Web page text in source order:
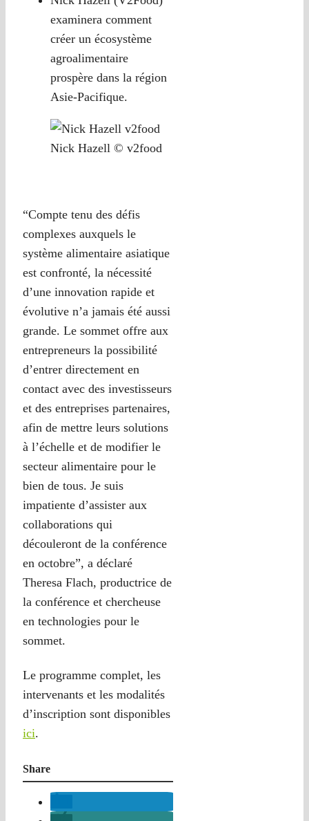
examinera comment
créer un écosystème
agroalimentaire
prospère dans la région
Asie-Pacifique.
Nick Hazell © v2food
“Compte tenu des défis
complexes auxquels le
système alimentaire asiatique
est confronté, la nécessité
d’une innovation rapide et
évolutive n’a jamais été aussi
grande. Le sommet offre aux
entrepreneurs la possibilité
d’entrer directement en
contact avec des investisseurs
et des entreprises partenaires,
afin de mettre leurs solutions
à l’échelle et de modifier le
secteur alimentaire pour le
bien de tous. Je suis
impatiente d’assister aux
collaborations qui
découleront de la conférence
en octobre”, a déclaré
Theresa Flach, productrice de
la conférence et chercheuse
en technologies pour le
sommet.
Le programme complet, les
intervenants et les modalités
d’inscription sont disponibles
ici.
Share